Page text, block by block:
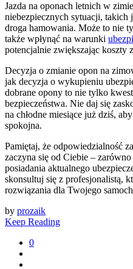
Jazda na oponach letnich w
niebezpiecznych sytuacji, takich
droga hamowania. Może to nie
także wpłynąć na warunki
potencjalnie zwiększając koszty
Decyzja o zmianie opon na
jak decyzja o wykupieniu
dobrane opony to nie tylko
bezpieczeństwa. Nie daj się
na chłodne miesiące już dziś,
spokojna.
Pamiętaj, że odpowiedzialność
zaczyna się od Ciebie –
posiadania aktualnego
skonsultuj się z profesjonalistą,
rozwiązania dla Twojego
by prozaik
Keep Reading
0